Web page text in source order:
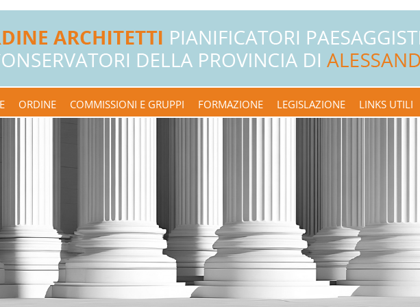
ORDINE COMMISSIONI E GRUPPI FORMAZIONE LEGISLAZIONE LINKS UTILI